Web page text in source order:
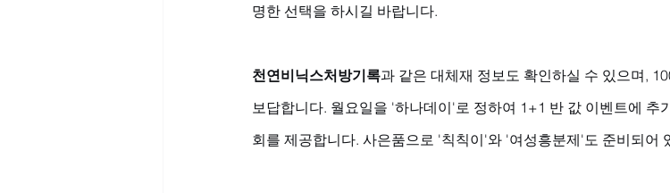
명한 선택을 하시길 바랍니다.
천연비닉스처방기록과 같은 대체재 정보도 확인하실 수 있으며,
보답합니다. 월요일을 '하나데이'로 정하여 1+1 반 값 이벤트에 추
회를 제공합니다. 사은품으로 '칙칙이'와 '여성흥분제'도 준비되어